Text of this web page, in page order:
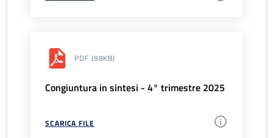
PDF (98KB)
Congiuntura in sintesi - 4° trimestre 2025
SCARICA FILE